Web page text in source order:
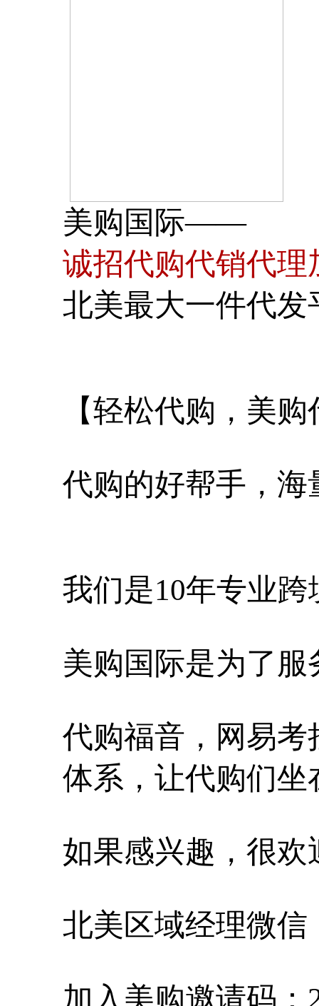
美购国际——
诚招代购代销代理
北美最大一件代发
【轻松代购，美
代购的好帮手，
我们是10年专业
美购国际是为了服
代购福音，网易
体系，让代购们
如果感兴趣，很
北美区域经理微信
加入美购邀请码：